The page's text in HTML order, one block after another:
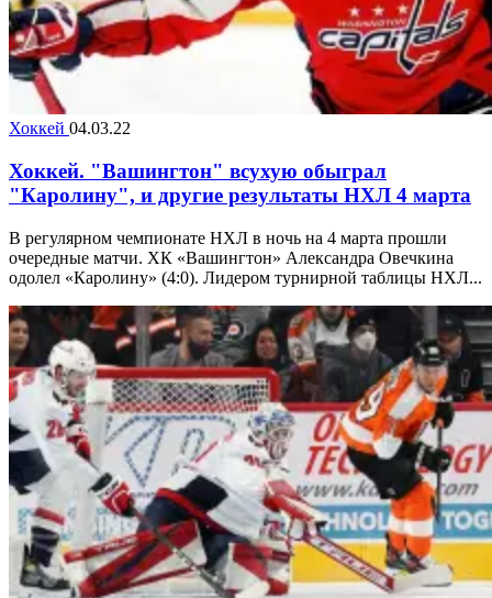
Хоккей 04.03.22
Хоккей. "Вашингтон" всухую обыграл
"Каролину", и другие результаты НХЛ 4 марта
В регулярном чемпионате НХЛ в ночь на 4 марта прошли
очередные матчи. ХК «Вашингтон» Александра Овечкина
одолел «Каролину» (4:0). Лидером турнирной таблицы НХЛ...